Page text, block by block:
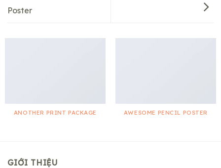
Poster
ANOTHER PRINT PACKAGE AWESOME PENCIL POSTER
GIỚI THIỆU